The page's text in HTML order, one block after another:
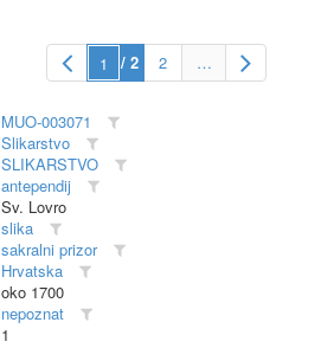
/ 2 2 …
MUO-003071
Slikarstvo
SLIKARSTVO
antependij
Sv. Lovro
slika
sakralni prizor
Hrvatska
oko 1700
nepoznat
1